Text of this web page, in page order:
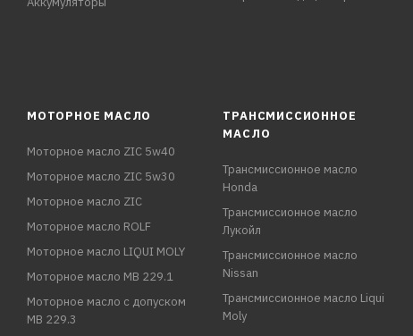
МОТОРНОЕ МАСЛО
Моторное масло ZIC 5w40
Моторное масло ZIC 5w30
Моторное масло ZIC
Моторное масло ROLF
Моторное масло LIQUI MOLY
Моторное масло MB 229.1
Моторное масло с допуском
MB 229.3
ТРАНСМИССИОННОЕ
МАСЛО
Трансмиссионное масло
Honda
Трансмиссионное масло
Лукойл
Трансмиссионное масло
Nissan
Трансмиссионное масло Liqui
Moly